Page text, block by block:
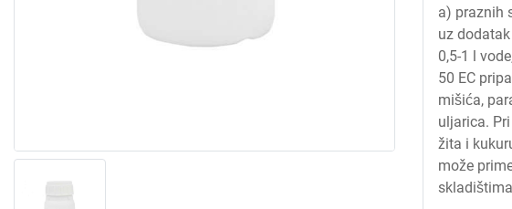
a) praznih
uz
0,5-1 l
50 EC
mišića,
uljarica.
žita i
može